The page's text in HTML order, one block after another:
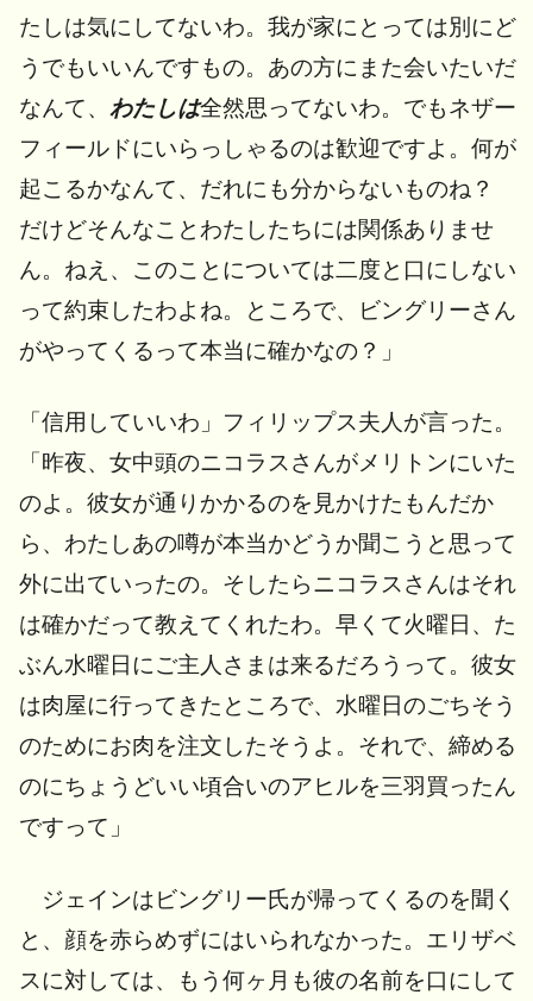
たしは気にしてないわ。我が家にとっては別にど
うでもいいんですもの。あの方にまた会いたいだ
なんて、 わたしは全然思ってないわ。でもネザー
フィールドにいらっしゃるのは歓迎ですよ。何が
起こるかなんて、だれにも分からないものね？
だけどそんなことわたしたちには関係ありませ
ん。ねえ、このことについては二度と口にしない
って約束したわよね。ところで、ビングリーさん
がやってくるって本当に確かなの？」
「信用していいわ」フィリップス夫人が言った。
「昨夜、女中頭のニコラスさんがメリトンにいた
のよ。彼女が通りかかるのを見かけたもんだか
ら、わたしあの噂が本当かどうか聞こうと思って
外に出ていったの。そしたらニコラスさんはそれ
は確かだって教えてくれたわ。早くて火曜日、た
ぶん水曜日にご主人さまは来るだろうって。彼女
は肉屋に行ってきたところで、水曜日のごちそう
のためにお肉を注文したそうよ。それで、締める
のにちょうどいい頃合いのアヒルを三羽買ったん
ですって」
ジェインはビングリー氏が帰ってくるのを聞く
と、顔を赤らめずにはいられなかった。エリザベ
スに対しては、もう何ヶ月も彼の名前を口にして